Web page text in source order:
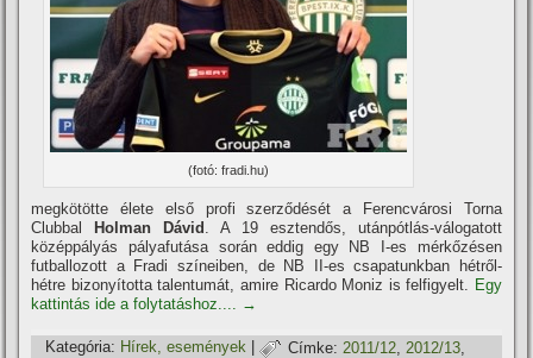
(fotó: fradi.hu)
megkötötte élete első profi szerződését a Ferencvárosi Torna
Clubbal
Holman Dávid . A 19 esztendős, utánpótlás-válogatott
középpályás pályafutása során eddig egy NB I-es mérkőzésen
futballozott a Fradi szí­neiben, de NB II-es csapatunkban hétről-
hétre bizonyí­totta talentumát, amire Ricardo Moniz is felfigyelt. Egy
kattintás ide a folytatáshoz.... →
Kategória: Hí­rek, események | Címke: 2011/12 2012/13